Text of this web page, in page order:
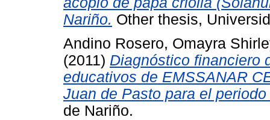
Nariño. Other thesis,
Andino Rosero, Omayra
(2011) Diagnóstico financiero
educativos de EMSSANAR
Juan de Pasto para el
de Nariño.